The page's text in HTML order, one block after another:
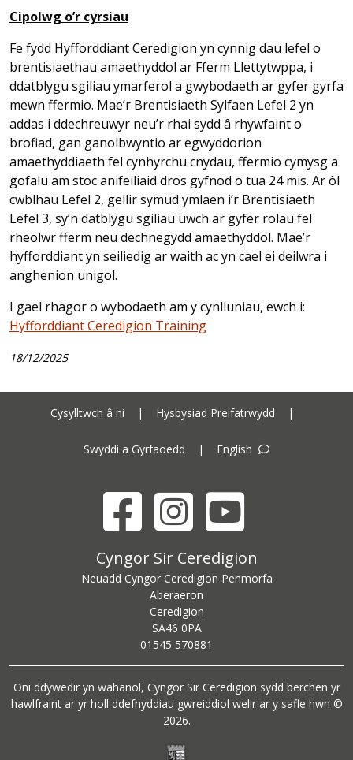
Cipolwg o’r cyrsiau
Fe fydd Hyfforddiant Ceredigion yn cynnig dau lefel o
brentisiaethau amaethyddol ar Fferm Llettytwppa, i
ddatblygu sgiliau ymarferol a gwybodaeth ar gyfer gyrfa
mewn ffermio. Mae’r Brentisiaeth Sylfaen Lefel 2 yn
addas i ddechreuwyr neu’r rhai sydd â rhywfaint o
brofiad, gan ganolbwyntio ar egwyddorion
amaethyddiaeth fel cynhyrchu cnydau, ffermio cymysg a
gofalu am stoc anifeiliaid dros gyfnod o tua 24 mis. Ar ôl
cwblhau Lefel 2, gellir symud ymlaen i’r Brentisiaeth
Lefel 3, sy’n datblygu sgiliau uwch ar gyfer rolau fel
rheolwr fferm neu dechnegydd amaethyddol. Mae’r
hyfforddiant yn seiliedig ar waith ac yn cael ei deilwra i
anghenion unigol.
I gael rhagor o wybodaeth am y cynlluniau, ewch i:
Hyfforddiant Ceredigion Training
18/12/2025
Cysylltwch â ni | Hysbysiad Preifatrwydd |
Swyddi a Gyrfaoedd | English
FacebookInstagramYouTube
Cyngor Sir Ceredigion addressCyngor Sir Ceredigion
Neuadd Cyngor Ceredigion Penmorfa
Aberaeron
Ceredigion
SA46 0PA
Ceredigion County Council call centre phone number
01545 570881
Oni ddywedir yn wahanol, Cyngor Sir Ceredigion sydd berchen yr
hawlfraint ar yr holl ddefnyddiau gwreiddiol welir ar y safle hwn ©
2026.